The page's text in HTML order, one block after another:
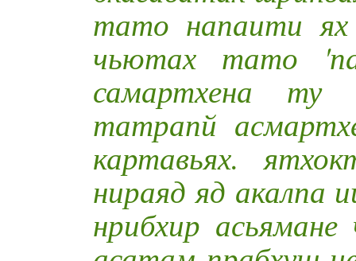
тато напаити
чьютах тато
самартхена ту
татрапй
картавьях.
нираяд яд акалпа
нрибхир